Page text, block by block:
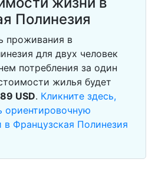
Полинезия
проживания в
для двух человек
потребления за один
жилья будет
USD. Кликните здесь,
ориентировочную
Французская Полинезия